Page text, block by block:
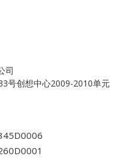
司
号创想中心2009-2010单元